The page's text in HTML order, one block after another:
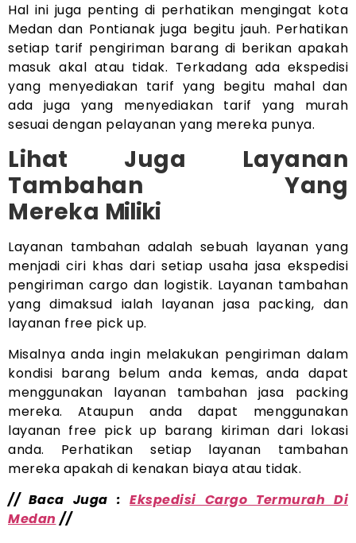
Hal ini juga penting di perhatikan mengingat kota
Medan dan Pontianak juga begitu jauh. Perhatikan
setiap tarif pengiriman barang di berikan apakah
masuk akal atau tidak. Terkadang ada ekspedisi
yang menyediakan tarif yang begitu mahal dan
ada juga yang menyediakan tarif yang murah
sesuai dengan pelayanan yang mereka punya.
Lihat Juga Layanan
Tambahan Yang
Mereka Miliki
Layanan tambahan adalah sebuah layanan yang
menjadi ciri khas dari setiap usaha jasa ekspedisi
pengiriman cargo dan logistik. Layanan tambahan
yang dimaksud ialah layanan jasa packing, dan
layanan free pick up.
Misalnya anda ingin melakukan pengiriman dalam
kondisi barang belum anda kemas, anda dapat
menggunakan layanan tambahan jasa packing
mereka. Ataupun anda dapat menggunakan
layanan free pick up barang kiriman dari lokasi
anda. Perhatikan setiap layanan tambahan
mereka apakah di kenakan biaya atau tidak.
// Baca Juga :Ekspedisi Cargo Termurah Di
Medan //